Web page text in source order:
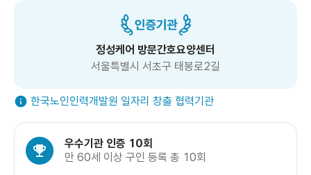
정성케어 방문간호요양센터
서울특별시 서초구 태봉로2길
한국노인인력개발원 일자리 창출 협력기관
우수기관 인증 10회
만 60세 이상 구인 등록 총 10회